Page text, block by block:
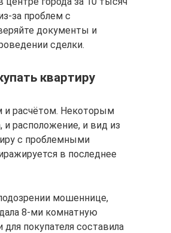
за проблем с
документы и
сделки.
квартиру
и расчётом. Некоторым
расположение, и вид из
с проблемными
в последнее
мошеннице,
8-ми комнатную
покупателя составила